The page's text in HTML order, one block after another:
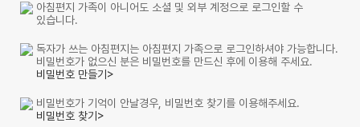
아침편지 가족이 아니어도 소셜 및 외부 계정으로 로그인할 수
있습니다.
독자가 쓰는 아침편지는 아침편지 가족으로 로그인하셔야 가능합니다.
비밀번호가 없으신 분은 비밀번호를 만드신 후에 이용해 주세요.
비밀번호 만들기>
비밀번호가 기억이 안날경우, 비밀번호 찾기를 이용해주세요.
비밀번호 찾기>